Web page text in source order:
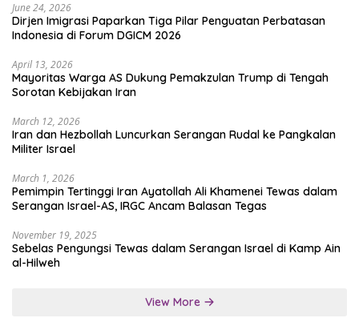
June 24, 2026
Dirjen Imigrasi Paparkan Tiga Pilar Penguatan Perbatasan
Indonesia di Forum DGICM 2026
April 13, 2026
Mayoritas Warga AS Dukung Pemakzulan Trump di Tengah
Sorotan Kebijakan Iran
March 12, 2026
Iran dan Hezbollah Luncurkan Serangan Rudal ke Pangkalan
Militer Israel
March 1, 2026
Pemimpin Tertinggi Iran Ayatollah Ali Khamenei Tewas dalam
Serangan Israel-AS, IRGC Ancam Balasan Tegas
November 19, 2025
Sebelas Pengungsi Tewas dalam Serangan Israel di Kamp Ain
al-Hilweh
View More